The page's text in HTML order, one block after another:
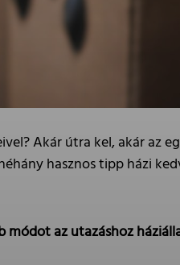
Akár útra kel, akár az
hasznos tipp házi
módot az utazáshoz